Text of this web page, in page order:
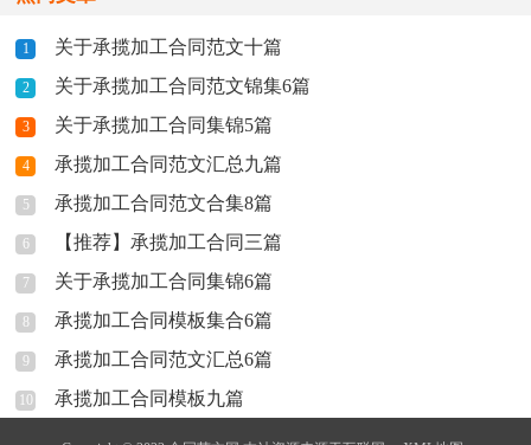
1 关于承揽加工合同范文十篇
2 关于承揽加工合同范文锦集6篇
3 关于承揽加工合同集锦5篇
4 承揽加工合同范文汇总九篇
5 承揽加工合同范文合集8篇
6 【推荐】承揽加工合同三篇
7 关于承揽加工合同集锦6篇
8 承揽加工合同模板集合6篇
9 承揽加工合同范文汇总6篇
10 承揽加工合同模板九篇